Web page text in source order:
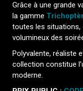
Grâce à une grande
la gamme
toutes les situations,
volumineux des
Polyvalente, réaliste
collection constitue
moderne.